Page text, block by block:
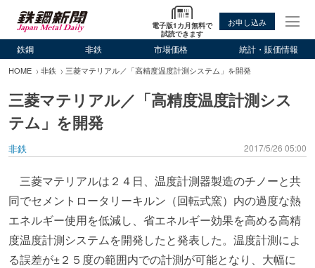
電子版1カ月無料で
試読できます
お申し込み
鉄鋼 非鉄 市場価格 統計・販価情報
HOME 非鉄 三菱マテリアル／「高精度温度計測システム」を開発
三菱マテリアル／「高精度温度計測シス
テム」を開発
非鉄 2017/5/26 05:00
三菱マテリアルは２４日、温度計測器製造のチノーと共
同でセメントロータリーキルン（回転式窯）内の過度な熱
エネルギー使用を低減し、省エネルギー効果を高める高精
度温度計測システムを開発したと発表した。温度計測によ
る誤差が±２５度の範囲内での計測が可能となり、大幅に